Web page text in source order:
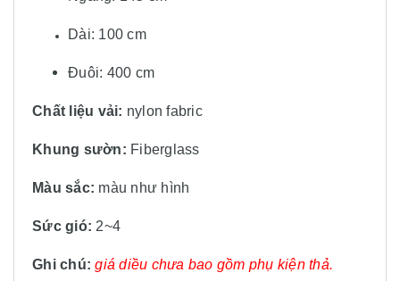
Dài: 100 cm
Đuôi: 400 cm
Chất liệu vải: nylon fabric
Khung sườn: Fiberglass
Màu sắc: màu như hình
Sức gió: 2~4
Ghi chú: giá diều chưa bao gồm phụ kiện thả.